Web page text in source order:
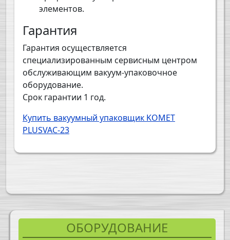
ОБОРУДОВАНИЕ
элементов.
Гарантия
Гарантия осуществляется
специализированным сервисным центром
обслуживающим вакуум-упаковочное
оборудование.
Срок гарантии 1 год.
Купить вакуумный упаковщик KOMET
PLUSVAC-23